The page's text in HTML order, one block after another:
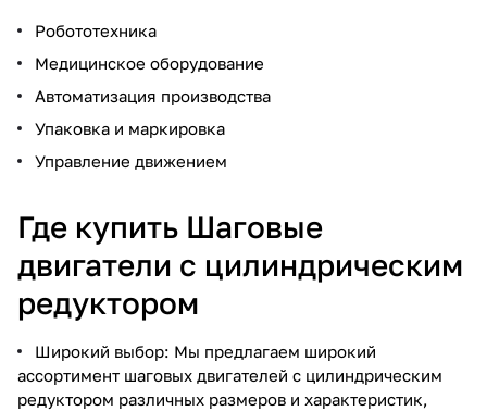
Робототехника
Медицинское оборудование
Автоматизация производства
Упаковка и маркировка
Управление движением
Где купить Шаговые
двигатели с цилиндрическим
редуктором
Широкий выбор: Мы предлагаем широкий
ассортимент шаговых двигателей с цилиндрическим
редуктором различных размеров и характеристик,